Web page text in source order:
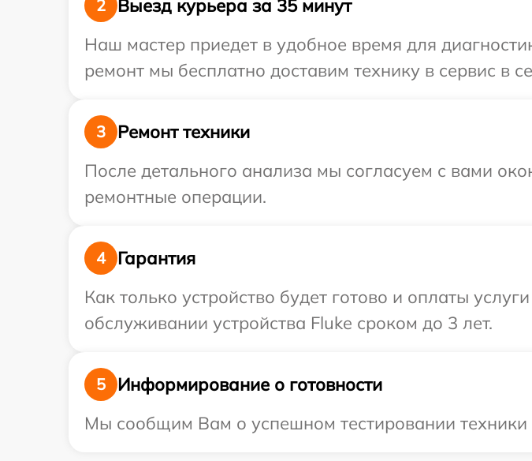
2
Выезд курьера за 35 минут
Наш мастер приедет в удобное время для
ремонт мы бесплатно доставим технику в сервис в
3
Ремонт техники
После детального анализа мы согласуем с вами
ремонтные операции.
4
Гарантия
Как только устройство будет готово и оплаты
обслуживании устройства Fluke сроком до 3 лет.
5
Информирование о готовности
Мы сообщим Вам о успешном тестировании техники